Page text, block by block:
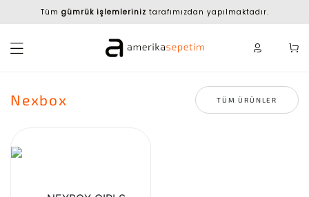
Tüm gümrük işlemleriniz tarafımızdan yapılmaktadır.
Nexbox TÜM ÜRÜNLER